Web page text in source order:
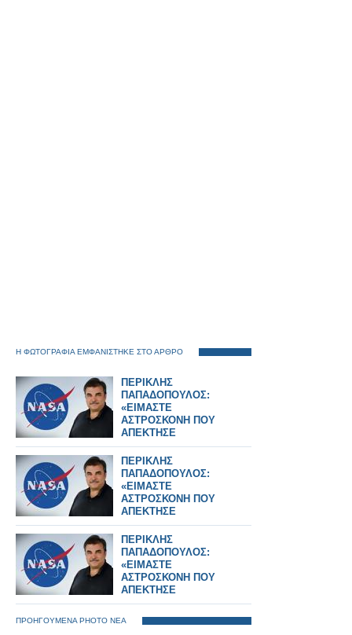
Η ΦΩΤΟΓΡΑΦΙΑ ΕΜΦΑΝΙΣΤΗΚΕ ΣΤΟ ΑΡΘΡΟ
ΠΕΡΙΚΛΗΣ
ΠΑΠΑΔΟΠΟΥΛΟΣ:
«ΕΙΜΑΣΤΕ
ΑΣΤΡΟΣΚΟΝΗ ΠΟΥ
ΑΠΕΚΤΗΣΕ
ΣΥΝΕΙΔΗΣΗ» – Ο
ΗΓΕΤΗΣ ΤΗΣ NASA
ΠΙΣΩ ΑΠΟ ΤΟ Artemis
II
ΠΕΡΙΚΛΗΣ
ΠΑΠΑΔΟΠΟΥΛΟΣ:
«ΕΙΜΑΣΤΕ
ΑΣΤΡΟΣΚΟΝΗ ΠΟΥ
ΑΠΕΚΤΗΣΕ
ΣΥΝΕΙΔΗΣΗ» – Ο
ΗΓΕΤΗΣ ΤΗΣ NASA
ΠΙΣΩ ΑΠΟ ΤΟ Artemis
II
ΠΕΡΙΚΛΗΣ
ΠΑΠΑΔΟΠΟΥΛΟΣ:
«ΕΙΜΑΣΤΕ
ΑΣΤΡΟΣΚΟΝΗ ΠΟΥ
ΑΠΕΚΤΗΣΕ
ΣΥΝΕΙΔΗΣΗ» – Ο
ΗΓΕΤΗΣ ΤΗΣ NASA
ΠΙΣΩ ΑΠΟ ΤΟ Artemis
ΠΡΟΗΓΟΥΜΕΝΑ PHOTO ΝΕΑ